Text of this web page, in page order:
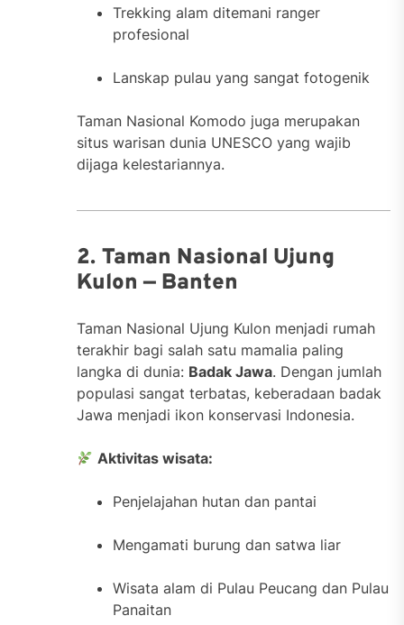
Trekking alam ditemani ranger
profesional
Lanskap pulau yang sangat fotogenik
Taman Nasional Komodo juga merupakan
situs warisan dunia UNESCO yang wajib
dijaga kelestariannya.
2. Taman Nasional Ujung
Kulon — Banten
Taman Nasional Ujung Kulon menjadi rumah
terakhir bagi salah satu mamalia paling
langka di dunia: Badak Jawa. Dengan jumlah
populasi sangat terbatas, keberadaan badak
Jawa menjadi ikon konservasi Indonesia.
Aktivitas wisata:
Penjelajahan hutan dan pantai
Mengamati burung dan satwa liar
Wisata alam di Pulau Peucang dan Pulau
Panaitan